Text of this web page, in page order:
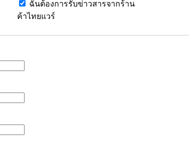
ฉันต้องการรับข่าวสารจากร้าน
ค้าไทยแวร์